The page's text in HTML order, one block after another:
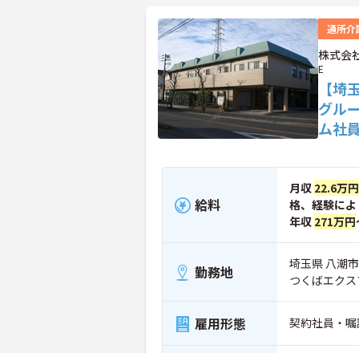
通所介
株式会
E
【
グル
ム社
給料
月収 22.6万
格、経験に
年収 271万円
勤務地
埼玉県 八潮
つくばエク
雇用形態 契約社員・